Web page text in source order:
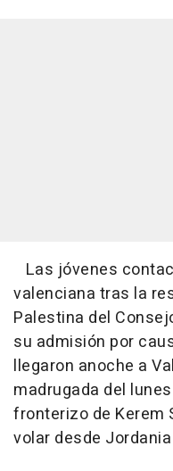
Las jóvenes
valenciana tras la
Palestina del
su admisión por
llegaron anoche a
madrugada del
fronterizo de Kerem
volar desde